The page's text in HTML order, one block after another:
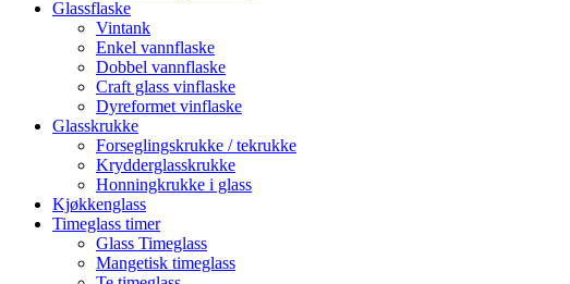
Glassflaske
Vintank
Enkel vannflaske
Dobbel vannflaske
Craft glass vinflaske
Dyreformet vinflaske
Glasskrukke
Forseglingskrukke / tekrukke
Krydderglasskrukke
Honningkrukke i glass
Kjøkkenglass
Timeglass timer
Glass Timeglass
Mangetisk timeglass